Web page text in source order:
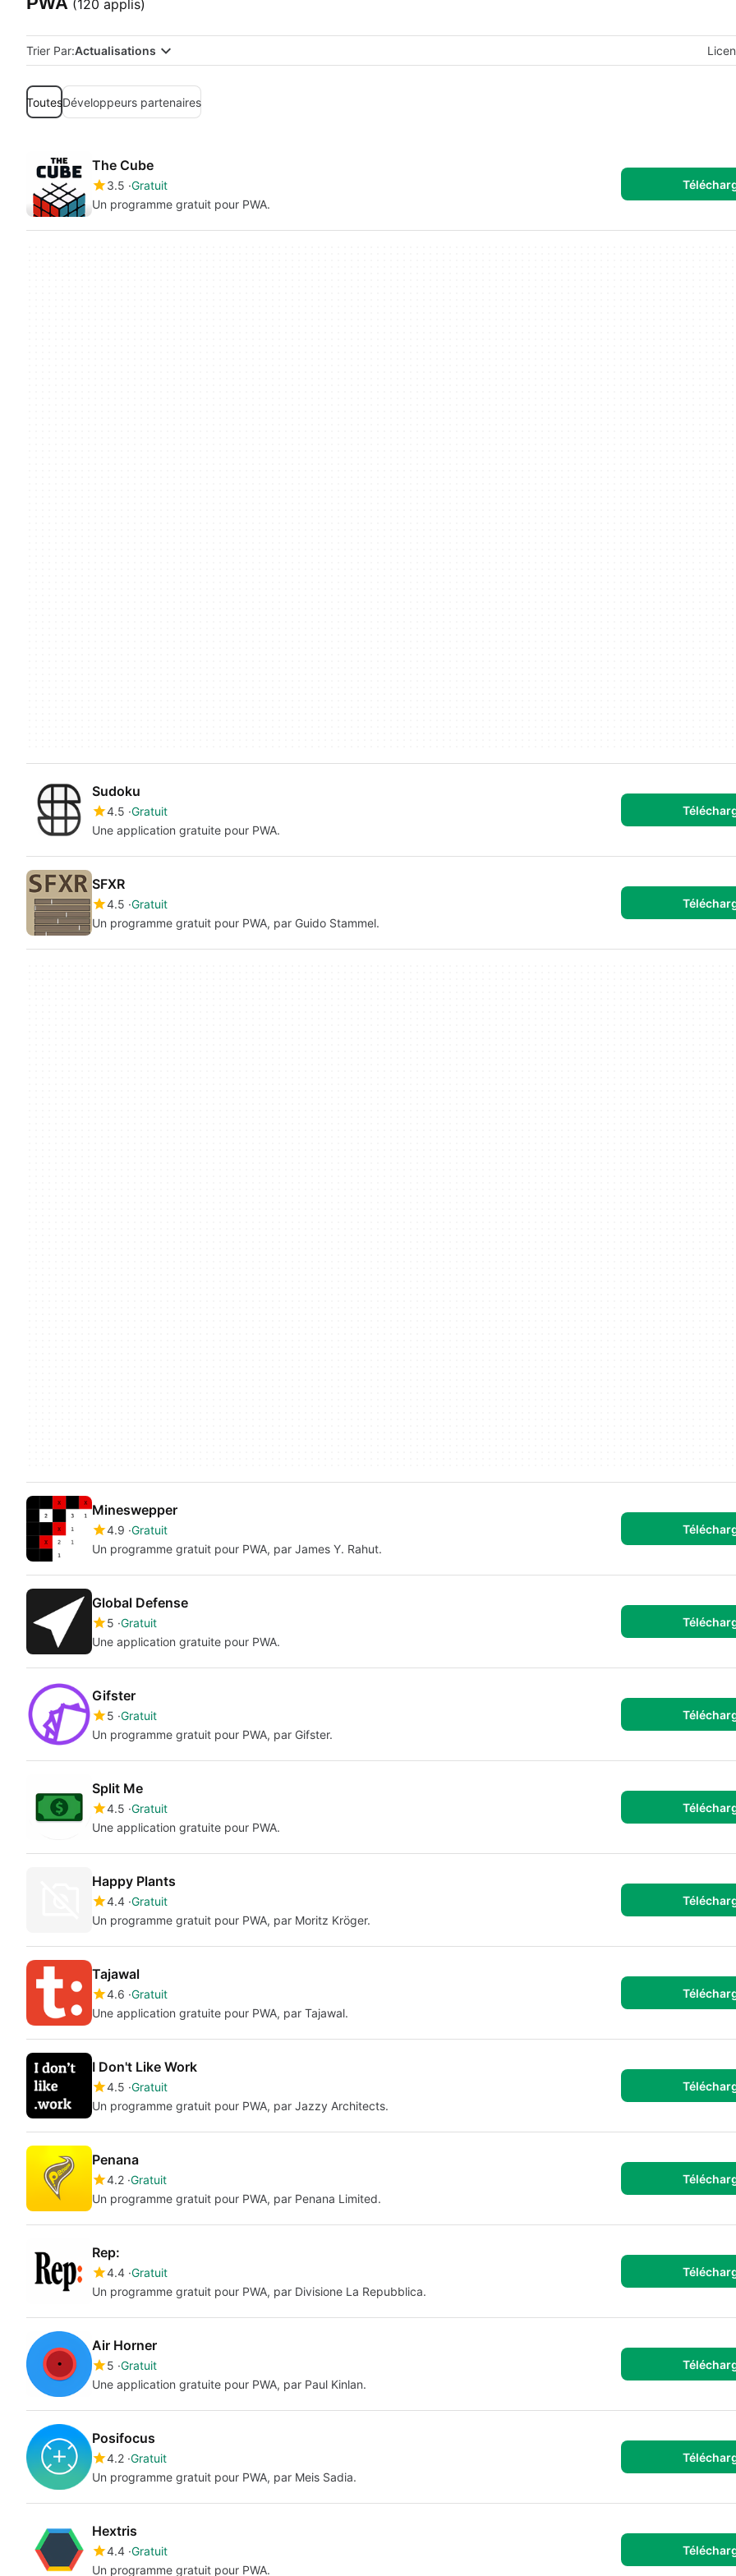
(120 applis)
Trier Par:Actualisations
ToutesDéveloppeurs partenaires
The Cube
3.5 Gratuit
Un programme gratuit pour PWA.
Sudoku
4.5 Gratuit
Une application gratuite pour PWA.
SFXR
4.5 Gratuit
Un programme gratuit pour PWA, par Guido Stammel.
Mineswepper
4.9 Gratuit
Un programme gratuit pour PWA, par James Y. Rahut.
Global Defense
5 Gratuit
Une application gratuite pour PWA.
Gifster
5 Gratuit
Un programme gratuit pour PWA, par Gifster.
Split Me
4.5 Gratuit
Une application gratuite pour PWA.
Happy Plants
4.4 Gratuit
Un programme gratuit pour PWA, par Moritz Kröger.
Tajawal
4.6 Gratuit
Une application gratuite pour PWA, par Tajawal.
I Don't Like Work
4.5 Gratuit
Un programme gratuit pour PWA, par Jazzy Architects.
Penana
4.2 Gratuit
Un programme gratuit pour PWA, par Penana Limited.
Rep:
4.4 Gratuit
Un programme gratuit pour PWA, par Divisione La Repubblica.
Air Horner
5 Gratuit
Une application gratuite pour PWA, par Paul Kinlan.
Posifocus
4.2 Gratuit
Un programme gratuit pour PWA, par Meis Sadia.
Hextris
4.4 Gratuit
Un programme gratuit pour PWA.